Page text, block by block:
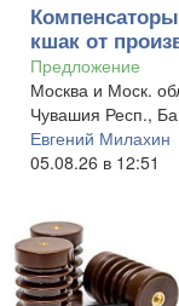
кшак от
Предложение
Москва и Моск.
Чувашия Респ.,
Евгений Милахин
05.08.26 в 12:51